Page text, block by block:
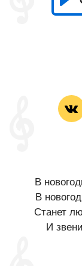
В
В
Станет
И